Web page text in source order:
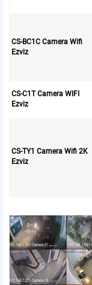
CS-BC1C Camera Wifi
Ezviz
CS-C1T Camera WIFI
Ezviz
CS-TY1 Camera Wifi 2K
Ezviz